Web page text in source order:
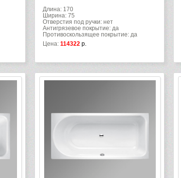
Длина: 170
Ширина: 75
Отверстия под ручки: нет
Антигрязевое покрытие: да
Противоскользящее покрытие: да
Цена: 114322 р.